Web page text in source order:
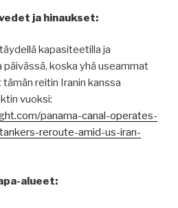
ja hinaukset:
kapasiteetilla ja
koska yhä useammat
reitin Iranin kanssa
vuoksi:
panama-canal-operates-
reroute-amid-us-iran-
alueet: